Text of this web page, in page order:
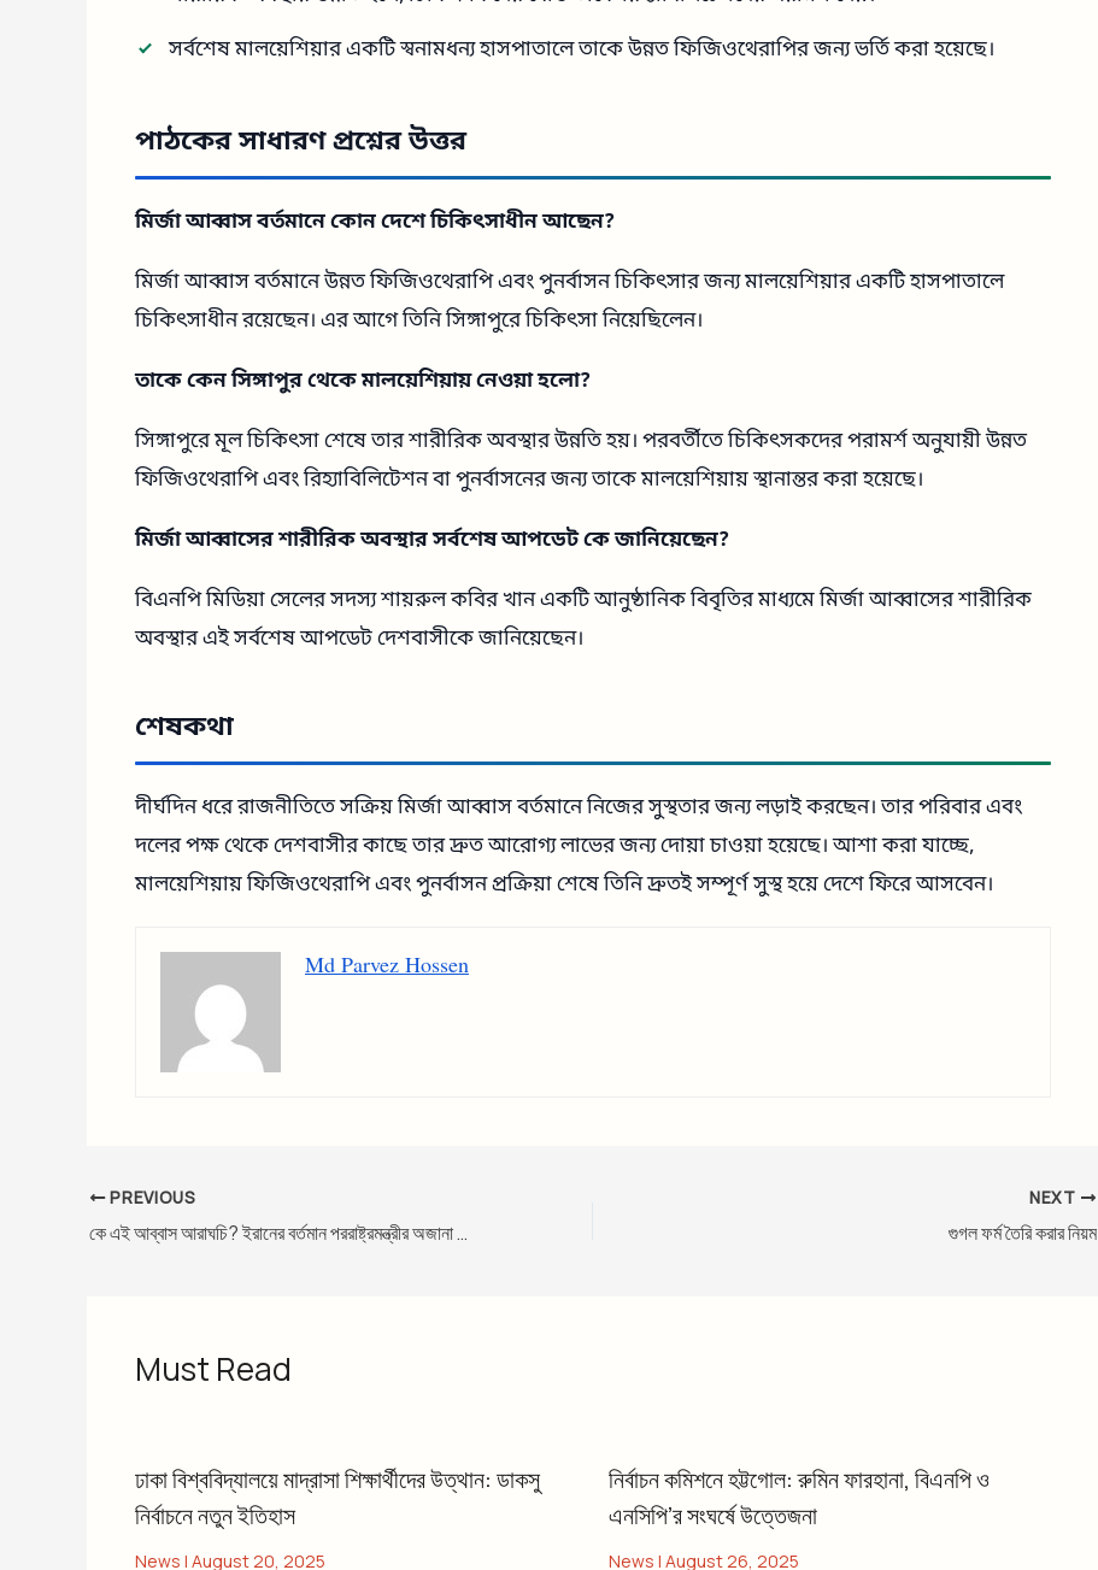
সর্বশেষ মালয়েশিয়ার একটি স্বনামধন্য হাসপাতালে তাকে উন্নত ফিজিওথেরাপির জন্য ভর্তি করা হয়েছে।
পাঠকের সাধারণ প্রশ্নের উত্তর
মির্জা আব্বাস বর্তমানে কোন দেশে চিকিৎসাধীন আছেন?
মির্জা আব্বাস বর্তমানে উন্নত ফিজিওথেরাপি এবং পুনর্বাসন চিকিৎসার জন্য মালয়েশিয়ার একটি হাসপাতালে
চিকিৎসাধীন রয়েছেন। এর আগে তিনি সিঙ্গাপুরে চিকিৎসা নিয়েছিলেন।
তাকে কেন সিঙ্গাপুর থেকে মালয়েশিয়ায় নেওয়া হলো?
সিঙ্গাপুরে মূল চিকিৎসা শেষে তার শারীরিক অবস্থার উন্নতি হয়। পরবর্তীতে চিকিৎসকদের পরামর্শ অনুযায়ী উন্নত
ফিজিওথেরাপি এবং রিহ্যাবিলিটেশন বা পুনর্বাসনের জন্য তাকে মালয়েশিয়ায় স্থানান্তর করা হয়েছে।
মির্জা আব্বাসের শারীরিক অবস্থার সর্বশেষ আপডেট কে জানিয়েছেন?
বিএনপি মিডিয়া সেলের সদস্য শায়রুল কবির খান একটি আনুষ্ঠানিক বিবৃতির মাধ্যমে মির্জা আব্বাসের শারীরিক
অবস্থার এই সর্বশেষ আপডেট দেশবাসীকে জানিয়েছেন।
শেষকথা
দীর্ঘদিন ধরে রাজনীতিতে সক্রিয় মির্জা আব্বাস বর্তমানে নিজের সুস্থতার জন্য লড়াই করছেন। তার পরিবার এবং
দলের পক্ষ থেকে দেশবাসীর কাছে তার দ্রুত আরোগ্য লাভের জন্য দোয়া চাওয়া হয়েছে। আশা করা যাচ্ছে,
মালয়েশিয়ায় ফিজিওথেরাপি এবং পুনর্বাসন প্রক্রিয়া শেষে তিনি দ্রুতই সম্পূর্ণ সুস্থ হয়ে দেশে ফিরে আসবেন।
Md Parvez Hossen
PREVIOUS
কে এই আব্বাস আরাঘচি? ইরানের বর্তমান পররাষ্ট্রমন্ত্রীর অজানা জীবন ও রাজনৈতিক ক্যারিয়ার
NEXT
গুগল ফর্ম তৈরি করার নিয়ম
Must Read
ঢাকা বিশ্ববিদ্যালয়ে মাদ্রাসা শিক্ষার্থীদের উত্থান: ডাকসু
নির্বাচনে নতুন ইতিহাস
News | August 20, 2025
নির্বাচন কমিশনে হট্টগোল: রুমিন ফারহানা, বিএনপি ও
এনসিপি’র সংঘর্ষে উত্তেজনা
News | August 26, 2025